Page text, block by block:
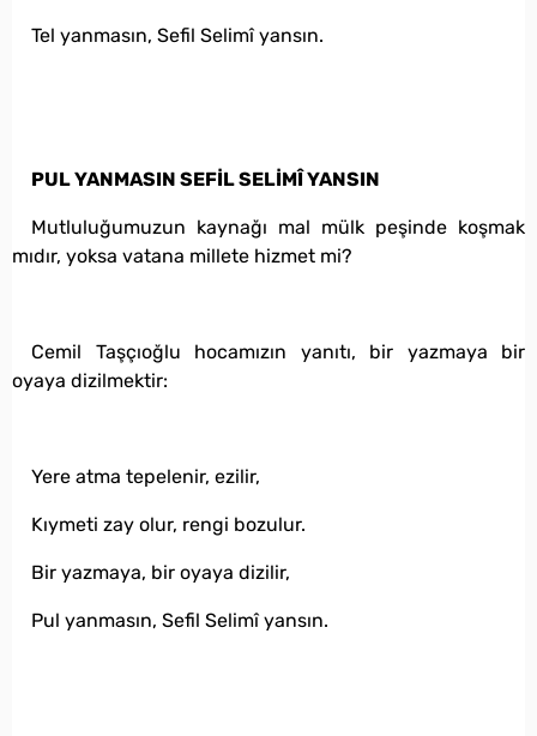
Tel yanmasın, Sefil Selimî yansın.
PUL YANMASIN SEFİL SELİMÎ YANSIN
Mutluluğumuzun kaynağı mal mülk peşinde koşmak
mıdır, yoksa vatana millete hizmet mi?
Cemil Taşçıoğlu hocamızın yanıtı, bir yazmaya bir
oyaya dizilmektir:
Yere atma tepelenir, ezilir,
Kıymeti zay olur, rengi bozulur.
Bir yazmaya, bir oyaya dizilir,
Pul yanmasın, Sefil Selimî yansın.